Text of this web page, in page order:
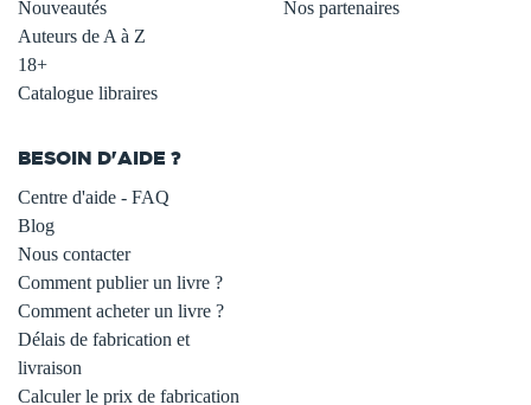
Nouveautés
Auteurs de A à Z
18+
Catalogue libraires
Nos partenaires
BESOIN D'AIDE ?
Centre d'aide - FAQ
Blog
Nous contacter
Comment publier un livre ?
Comment acheter un livre ?
Délais de fabrication et
livraison
Calculer le prix de fabrication